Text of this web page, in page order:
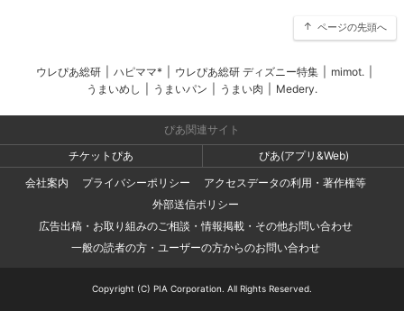
ページの先頭へ
ウレぴあ総研 ハピママ* ウレぴあ総研 ディズニー特集 mimot.
うまいめし
うまいパン うまい肉 Medery.
ぴあ関連サイト
チケットぴあ
ぴあ(アプリ&Web)
会社案内
プライバシーポリシー
アクセスデータの利用・著作権等
外部送信ポリシー
広告出稿・お取り組みのご相談・情報掲載・その他お問い合わせ
一般の読者の方・ユーザーの方からのお問い合わせ
Copyright (C) PIA Corporation. All Rights Reserved.